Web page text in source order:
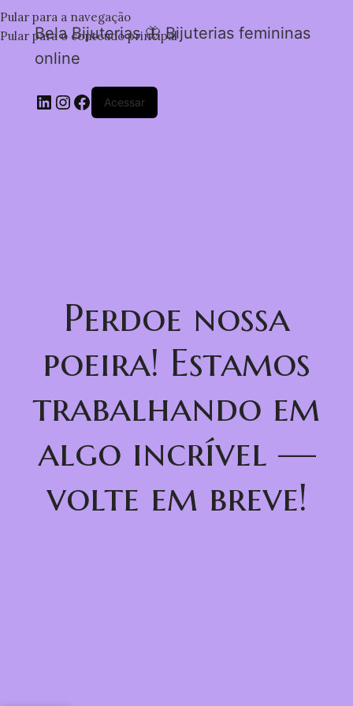
Pular para a navegação
Pular para o conteúdo principal
Bela Bijuterias 🦋 Bijuterias femininas
online
Acessar
Perdoe nossa
poeira! Estamos
trabalhando em
algo incrível —
volte em breve!